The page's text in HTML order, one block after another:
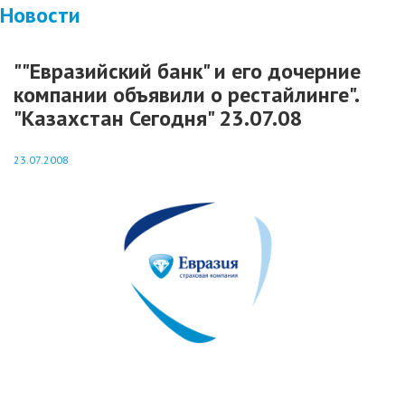
Новости
""Евразийский банк" и его дочерние
компании объявили о рестайлинге".
"Казахстан Сегодня" 23.07.08
23.07.2008